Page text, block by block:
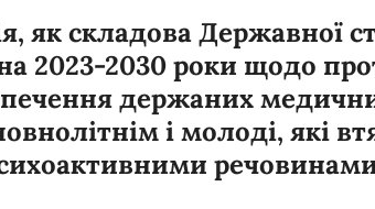
як складова Державної
2023-2030 роки щодо
держаних
і молоді, які